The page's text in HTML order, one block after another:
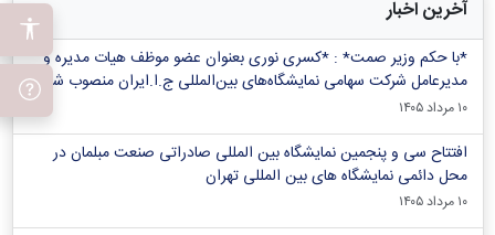
آخرین اخبار
*با حکم وزیر صمت* : *کسری نوری بعنوان عضو موظف هیات مدیره و
مدیرعامل شرکت سهامی نمایشگاه‌های بین‌المللی ج.ا.ایران منصوب شد*
۱۰ مرداد ۱۴۰۵
افتتاح سی و پنجمین نمایشگاه بین المللی صادراتی صنعت مبلمان در
محل دائمی نمایشگاه های بین المللی تهران
۱۰ مرداد ۱۴۰۵